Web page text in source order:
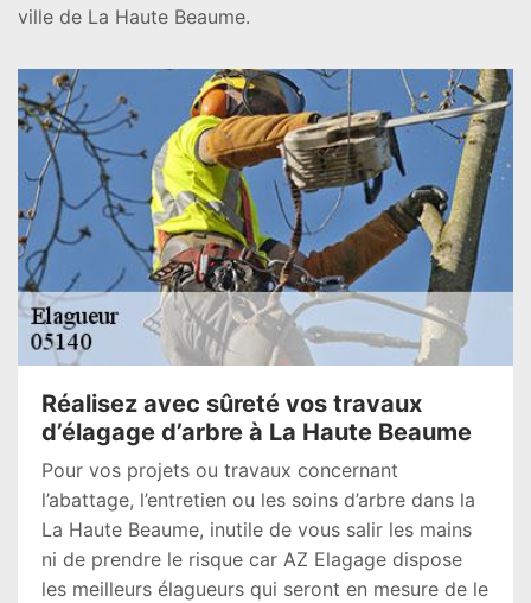
ville de La Haute Beaume.
Réalisez avec sûreté vos travaux
d’élagage d’arbre à La Haute Beaume
Pour vos projets ou travaux concernant
l’abattage, l’entretien ou les soins d’arbre dans la
La Haute Beaume, inutile de vous salir les mains
ni de prendre le risque car AZ Elagage dispose
les meilleurs élagueurs qui seront en mesure de le